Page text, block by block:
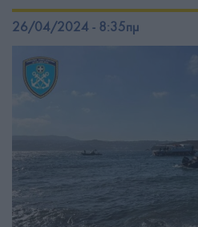
26/04/2024 - 8:35πμ